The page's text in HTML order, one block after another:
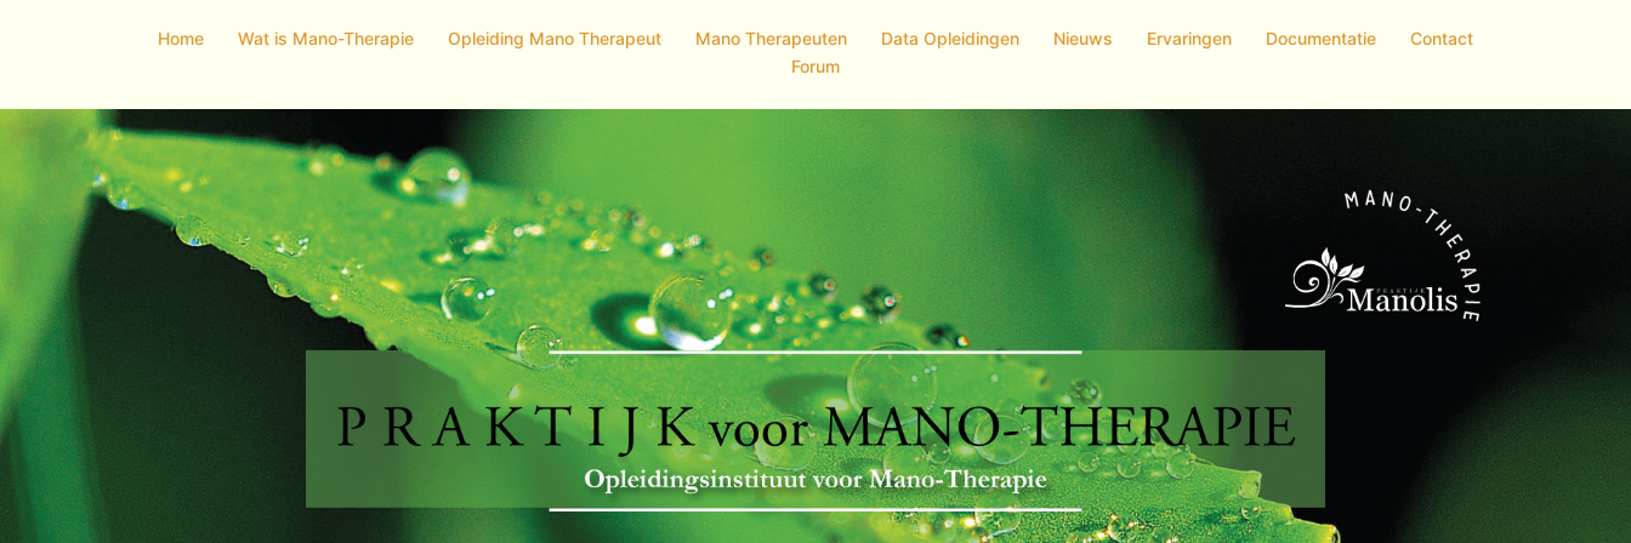
Home Wat is Mano-Therapie Opleiding Mano Therapeut Mano Therapeuten Data Opleidingen Nieuws Ervaringen Documentatie
Contact
Forum